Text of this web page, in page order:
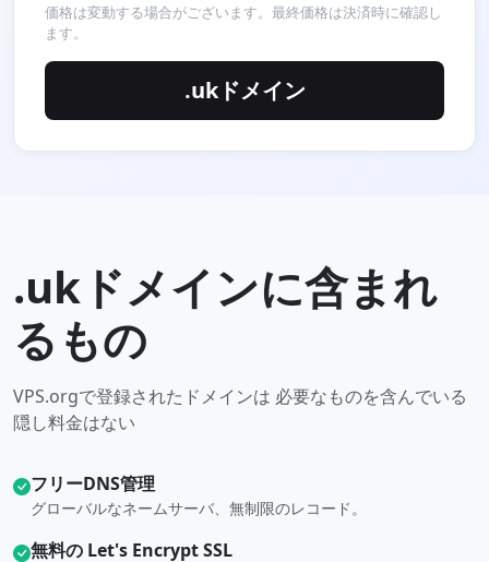
価格は変動する場合がございます。最終価格は決済時に確認し
ます。
.ukドメイン
.ukドメインに含まれ
るもの
VPS.orgで登録されたドメインは 必要なものを含んでいる
隠し料金はない
フリーDNS管理
グローバルなネームサーバ、無制限のレコード。
無料の Let's Encrypt SSL